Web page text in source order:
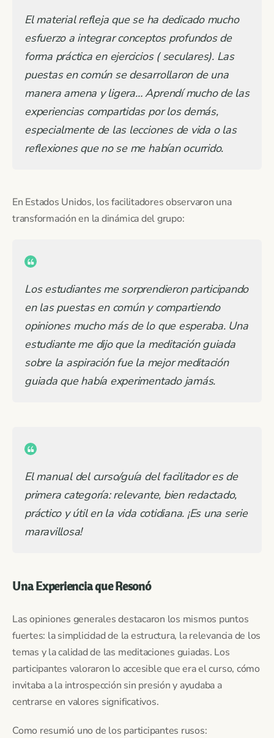
El material refleja que se ha dedicado mucho
esfuerzo a integrar conceptos profundos de
forma práctica en ejercicios ( seculares). Las
puestas en común se desarrollaron de una
manera amena y ligera… Aprendí mucho de las
experiencias compartidas por los demás,
especialmente de las lecciones de vida o las
reflexiones que no se me habían ocurrido.
En Estados Unidos, los facilitadores observaron una
transformación en la dinámica del grupo:
Los estudiantes me sorprendieron participando
en las puestas en común y compartiendo
opiniones mucho más de lo que esperaba. Una
estudiante me dijo que la meditación guiada
sobre la aspiración fue la mejor meditación
guiada que había experimentado jamás.
El manual del curso/guía del facilitador es de
primera categoría: relevante, bien redactado,
práctico y útil en la vida cotidiana. ¡Es una serie
maravillosa!
Una Experiencia que Resonó
Las opiniones generales destacaron los mismos puntos
fuertes: la simplicidad de la estructura, la relevancia de los
temas y la calidad de las meditaciones guiadas. Los
participantes valoraron lo accesible que era el curso, cómo
invitaba a la introspección sin presión y ayudaba a
centrarse en valores significativos.
Como resumió uno de los participantes rusos: